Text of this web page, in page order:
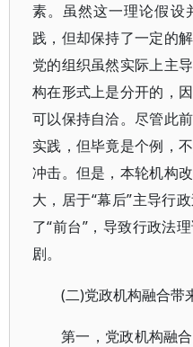
素。虽然这一理论假设
践，但却保持了一定的
党的组织虽然实际上主
构在形式上是分开的，
可以保持自洽。尽管此
实践，但毕竟是个例，
冲击。但是，本轮机构
大，居于“幕后”主导行
了“前台”，导致行政法
剧。
(二)党政机构融合带
第一，党政机构融